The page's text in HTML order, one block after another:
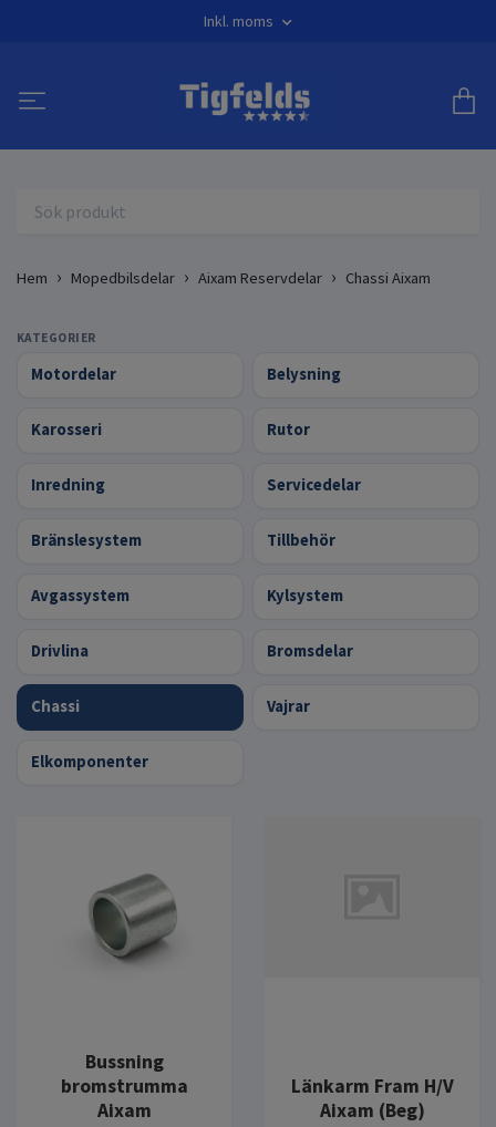
Inkl. moms
Hem Mopedbilsdelar Aixam Reservdelar Chassi Aixam
KATEGORIER
Motordelar Belysning
Karosseri Rutor
Inredning Servicedelar
Bränslesystem Tillbehör
Avgassystem Kylsystem
Drivlina Bromsdelar
Chassi Vajrar
Elkomponenter
Bussning
bromstrumma
Aixam
Länkarm Fram H/V
Aixam (Beg)